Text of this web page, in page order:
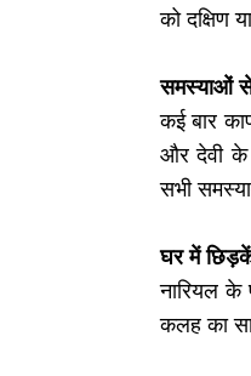
को दक्षिण
समस्याओं से
कई बार
और देवी के
सभी
घर में छिड़कें
नारियल के
कलह का